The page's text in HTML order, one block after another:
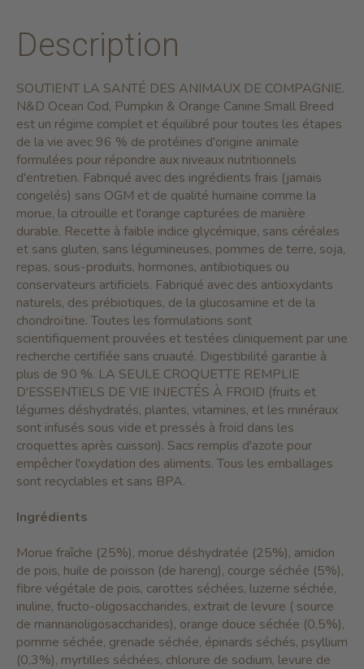
Description
SOUTIENT LA SANTÉ DES ANIMAUX DE COMPAGNIE.
N&D Ocean Cod, Pumpkin & Orange Canine Small Breed
est un régime complet et équilibré pour toutes les étapes
de la vie avec 96 % de protéines d'origine animale
formulées pour répondre aux niveaux nutritionnels
d'entretien. Fabriqué avec des ingrédients frais (jamais
congelés) sans OGM et de qualité humaine comme la
morue, la citrouille et l'orange capturées de manière
durable. Recette à faible indice glycémique, sans céréales
et sans gluten, sans légumineuses, pommes de terre, soja,
repas, sous-produits, hormones, antibiotiques ou
conservateurs artificiels. Fabriqué avec des antioxydants
naturels, des prébiotiques, de la glucosamine et de la
chondroïtine. Toutes les formulations sont
scientifiquement prouvées et testées cliniquement par une
recherche certifiée sans cruauté. Digestibilité garantie à
plus de 90 %. LA SEULE CROQUETTE REMPLIE
D'ESSENTIELS DE VIE INJECTÉS À FROID (fruits et
légumes déshydratés, plantes, vitamines, et les minéraux
sont infusés sous vide et pressés à froid dans les
croquettes après cuisson). Sacs remplis d'azote pour
empêcher l'oxydation des aliments. Tous les emballages
sont recyclables et sans BPA.
Ingrédients
Morue fraîche (25%), morue déshydratée (25%), amidon
de pois, huile de poisson (de hareng), courge séchée (5%),
fibre végétale de pois, carottes séchées, luzerne séchée,
inuline, fructo-oligosaccharides, extrait de levure ( source
de mannanoligosaccharides), orange douce séchée (0,5%),
pomme séchée, grenade séchée, épinards séchés, psyllium
(0,3%), myrtilles séchées, chlorure de sodium, levure de